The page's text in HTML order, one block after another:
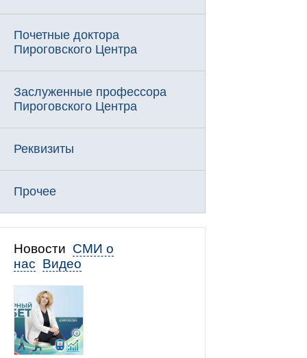
Почетные доктора
Пироговского Центра
Заслуженные профессора
Пироговского Центра
Реквизиты
Прочее
Новости СМИ о
нас Видео